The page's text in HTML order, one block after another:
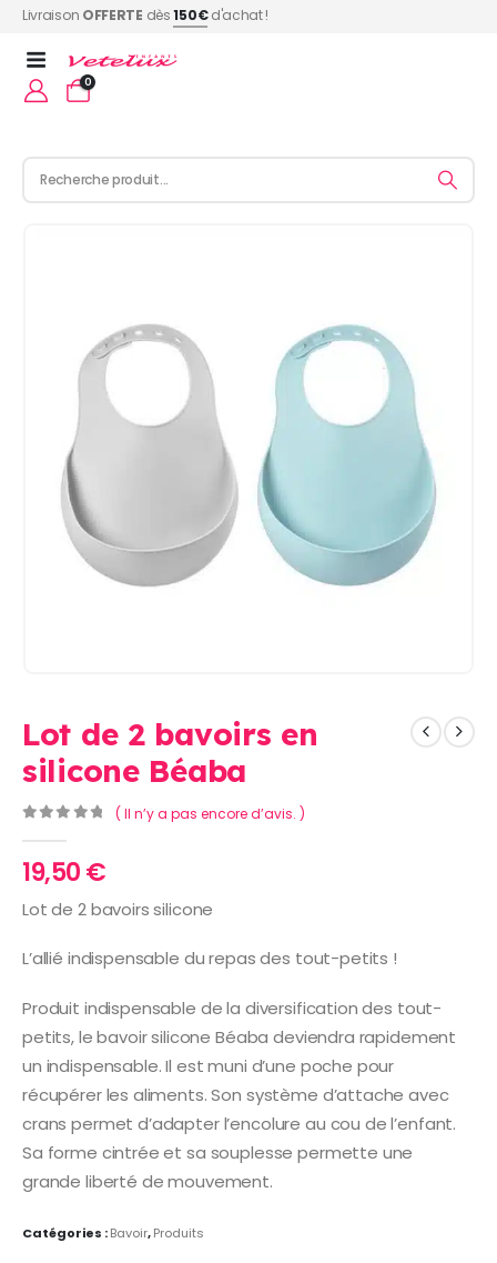
Livraison OFFERTE dès150€d'achat !
0
Lot de 2 bavoirs en
silicone Béaba
( Il n’y a pas encore d’avis. )
19,50€
Lot de 2 bavoirs silicone
L’allié indispensable du repas des tout-petits !
Produit indispensable de la diversification des tout-
petits, le bavoir silicone Béaba deviendra rapidement
un indispensable. Il est muni d’une poche pour
récupérer les aliments. Son système d’attache avec
crans permet d’adapter l’encolure au cou de l’enfant.
Sa forme cintrée et sa souplesse permette une
grande liberté de mouvement.
Catégories :Bavoir,Produits